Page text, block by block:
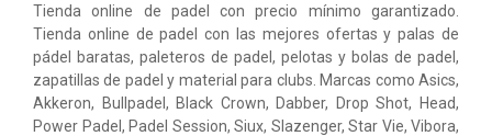
Tienda online de padel con precio mínimo garantizado.
Tienda online de padel con las mejores ofertas y palas de
pádel baratas, paleteros de padel, pelotas y bolas de padel,
zapatillas de padel y material para clubs. Marcas como Asics,
Akkeron, Bullpadel, Black Crown, Dabber, Drop Shot, Head,
Power Padel, Padel Session, Siux, Slazenger, Star Vie, Vibora,